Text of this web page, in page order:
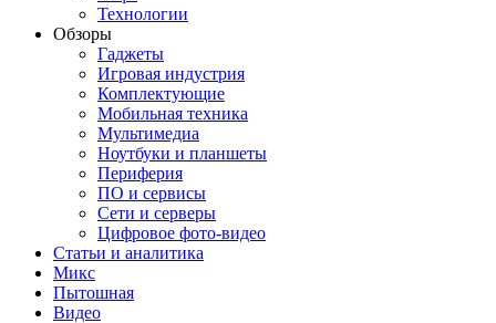
Технологии
Обзоры
Гаджеты
Игровая индустрия
Комплектующие
Мобильная техника
Мультимедиа
Ноутбуки и планшеты
Периферия
ПО и сервисы
Сети и серверы
Цифровое фото-видео
Статьи и аналитика
Микс
Пытошная
Видео